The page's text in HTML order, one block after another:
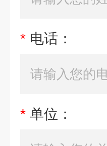
* 电话：
* 单位：